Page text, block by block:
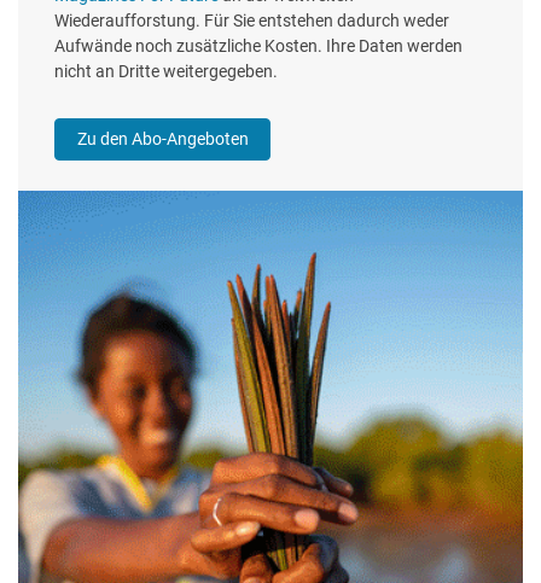
Wiederaufforstung. Für Sie entstehen dadurch weder
Aufwände noch zusätzliche Kosten. Ihre Daten werden
nicht an Dritte weitergegeben.
Zu den Abo-Angeboten